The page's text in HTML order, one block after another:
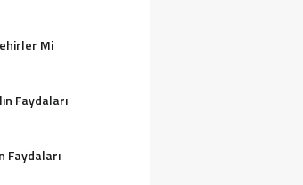
Mi
Faydaları
Faydaları